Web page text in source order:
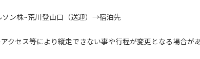
ン株~荒川登山口（送迎）→宿泊先
クセス等により縦走できない事や行程が変更となる場合が